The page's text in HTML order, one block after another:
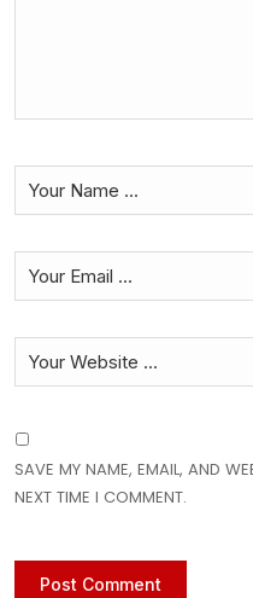
SAVE MY NAME, EMAIL, AND
NEXT TIME I COMMENT.